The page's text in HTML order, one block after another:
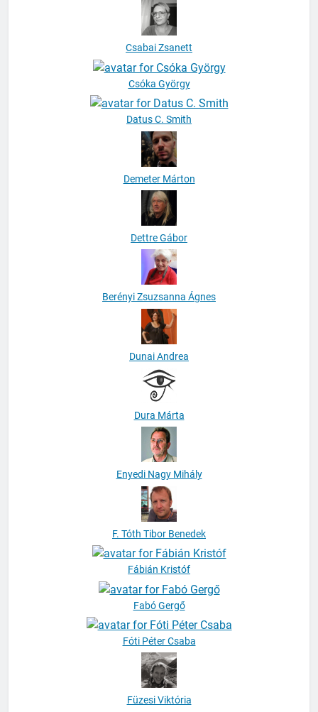
Csabai Zsanett
Csóka György
Datus C. Smith
Demeter Márton
Dettre Gábor
Berényi Zsuzsanna Ágnes
Dunai Andrea
Dura Márta
Enyedi Nagy Mihály
F. Tóth Tibor Benedek
Fábián Kristóf
Fabó Gergő
Fóti Péter Csaba
Füzesi Viktória